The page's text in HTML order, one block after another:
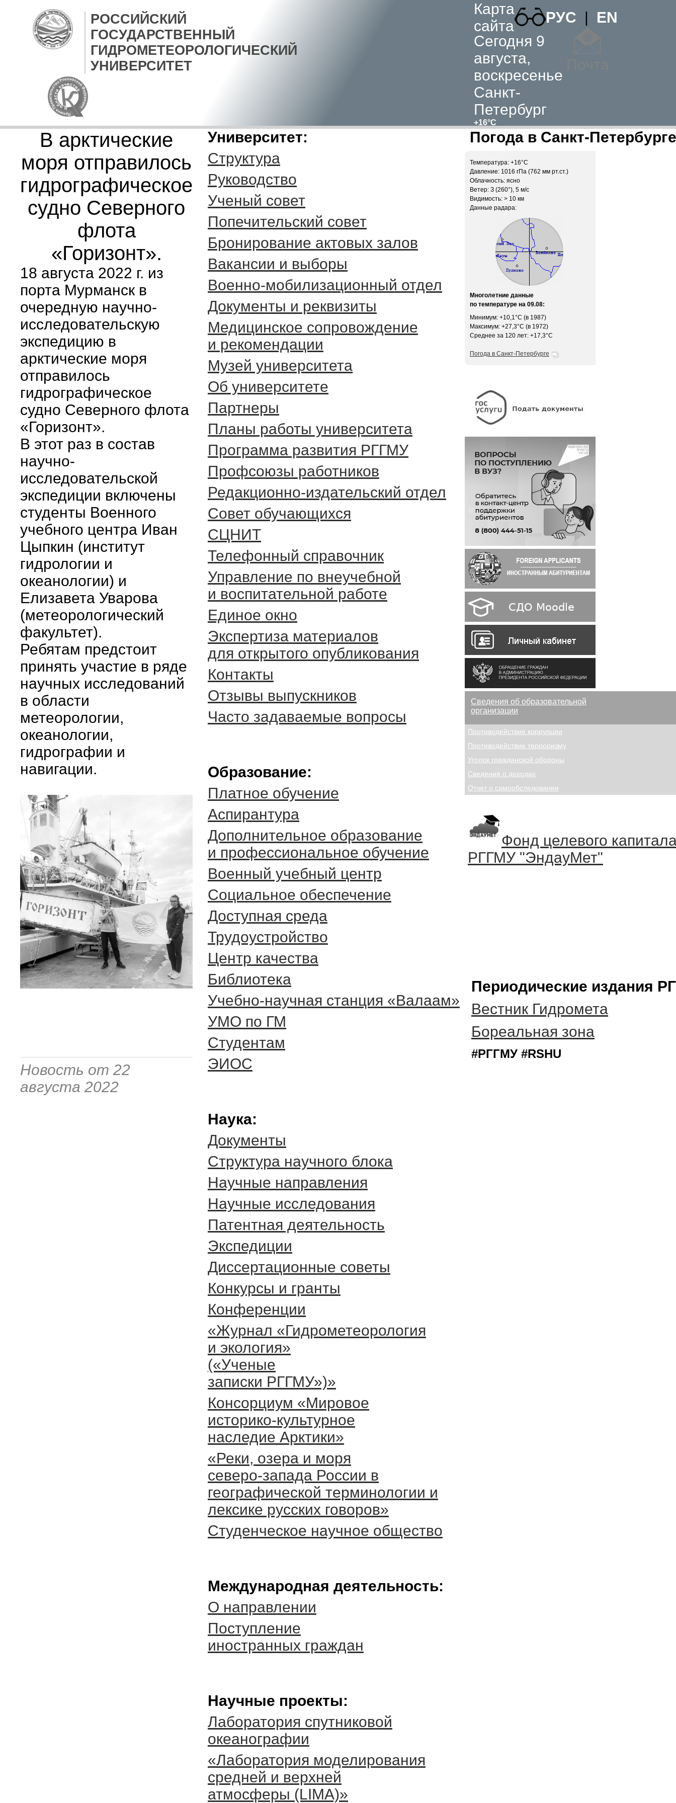
РОССИЙСКИЙ
ГОСУДАРСТВЕННЫЙ
ГИДРОМЕТЕОРОЛОГИЧЕСКИЙ
УНИВЕРСИТЕТ
Карта
сайта
РУС | EN
Сегодня 9
августа,
воскресенье
Санкт-
Петербург
+16°C
В арктические
моря отправилось
гидрографическое
судно Северного
флота
«Горизонт».
18 августа 2022 г. из
порта Мурманск в
очередную научно-
исследовательскую
экспедицию в
арктические моря
отправилось
гидрографическое
судно Северного флота
«Горизонт».
В этот раз в состав
научно-
исследовательской
экспедиции включены
студенты Военного
учебного центра Иван
Цыпкин (институт
гидрологии и
океанологии) и
Елизавета Уварова
(метеорологический
факультет).
Ребятам предстоит
принять участие в ряде
научных исследований
в области
метеорологии,
океанологии,
гидрографии и
навигации.
Новость от 22
августа 2022
Университет:
Структура
Руководство
Ученый совет
Попечительский совет
Бронирование актовых залов
Вакансии и выборы
Военно-мобилизационный отдел
Документы и реквизиты
Медицинское сопровождение
и рекомендации
Музей университета
Об университете
Партнеры
Планы работы университета
Программа развития РГГМУ
Профсоюзы работников
Редакционно-издательский отдел
Cовет обучающихся
СЦНИТ
Телефонный справочник
Управление по внеучебной
и воспитательной работе
Единое окно
Экспертиза материалов
для открытого опубликования
Контакты
Отзывы выпускников
Часто задаваемые вопросы
Образование:
Платное обучение
Аспирантура
Дополнительное образование
и профессиональное обучение
Военный учебный центр
Социальное обеспечение
Доступная среда
Трудоустройство
Центр качества
Библиотека
Учебно-научная станция «Валаам»
УМО по ГМ
Студентам
ЭИОС
Наука:
Документы
Cтруктура научного блока
Научные направления
Научные исследования
Патентная деятельность
Экспедиции
Диссертационные советы
Конкурсы и гранты
Конференции
«Журнал «Гидрометеорология
и экология»
(«Ученые
записки РГГМУ»)»
Консорциум «Мировое
историко-культурное
наследие Арктики»
«Реки, озера и моря
северо-запада России в
географической терминологии и
лексике русских говоров»
Студенческое научное общество
Международная деятельность:
О направлении
Поступление
иностранных граждан
Научные проекты:
Лаборатория спутниковой
океанографии
«Лаборатория моделирования
средней и верхней
атмосферы (LIMA)»
Погода в Санкт-
Температура: +16°C
Давление: 1016 гПа (762 мм рт.ст.)
Облачность: ясно
Ветер: З (260°), 5 м/c
Видимость: > 10 км
Данные радара:
Многолетние данные
по температуре на 09.08:
Минимум: +10,1°C (в 1987)
Максимум: +27,3°C (в 1972)
Среднее за 120 лет: +17,3°C
Погода в Санкт-Петербурге
Сведения об образовательной
организации
Противодействие коррупции
Противодействие терроризму
Уголок гражданской обороны
Сведения о доходах
Отчет о самообследовании
Фонд целевого
РГГМУ "ЭндауМет"
Периодические издания
Вестник Гидромета
Бореальная зона
#РГГМУ #RSHU